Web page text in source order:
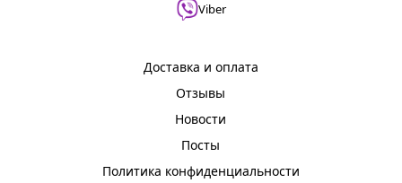
Viber
Доставка и оплата
Отзывы
Новости
Посты
Политика конфиденциальности